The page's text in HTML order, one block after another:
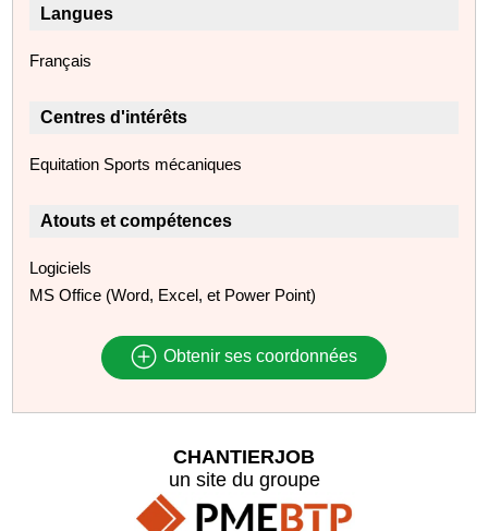
Langues
Français
Centres d'intérêts
Equitation Sports mécaniques
Atouts et compétences
Logiciels
MS Office (Word, Excel, et Power Point)
Obtenir ses coordonnées
CHANTIERJOB
un site du groupe